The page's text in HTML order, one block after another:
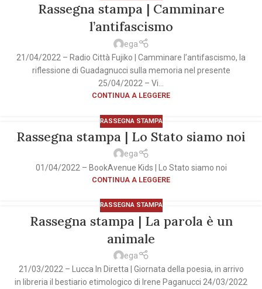
Rassegna stampa | Camminare
l’antifascismo
ega
21/04/2022 – Radio Città Fujiko | Camminare l’antifascismo, la
riflessione di Guadagnucci sulla memoria nel presente
25/04/2022 – Vi...
CONTINUA A LEGGERE
RASSEGNA STAMPA
Rassegna stampa | Lo Stato siamo noi
ega
01/04/2022 – BookAvenue Kids | Lo Stato siamo noi
CONTINUA A LEGGERE
RASSEGNA STAMPA
Rassegna stampa | La parola è un
animale
ega
21/03/2022 – Lucca In Diretta | Giornata della poesia, in arrivo
in libreria il bestiario etimologico di Irene Paganucci 24/03/2022